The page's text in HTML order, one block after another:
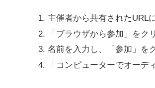
主催者から共有されたURL
「ブラウザから参加」をク
名前を入力し、「参加」を
「コンピューターでオーデ